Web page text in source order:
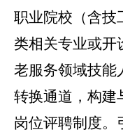
职业院校（含技
类相关专业或开
老服务领域技能
转换通道，构建
岗位评聘制度。